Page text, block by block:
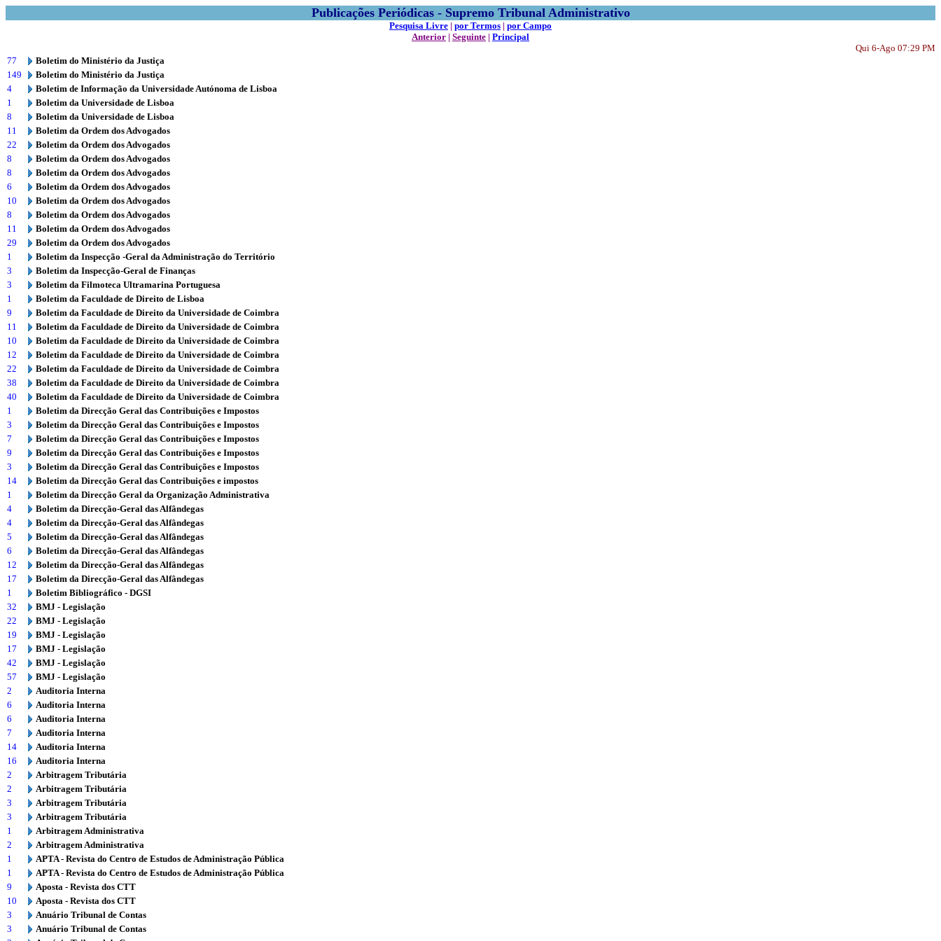
Publicações Periódicas - Supremo Tribunal Administrativo
Pesquisa Livre | por Termos | por Campo
Anterior | Seguinte | Principal
Qui 6-Ago 07:29 PM
77
Boletim do Ministério da Justiça
149
Boletim do Ministério da Justiça
4
Boletim de Informação da Universidade Autónoma de Lisboa
1
Boletim da Universidade de Lisboa
8
Boletim da Universidade de Lisboa
11
Boletim da Ordem dos Advogados
22
Boletim da Ordem dos Advogados
8
Boletim da Ordem dos Advogados
8
Boletim da Ordem dos Advogados
6
Boletim da Ordem dos Advogados
10
Boletim da Ordem dos Advogados
8
Boletim da Ordem dos Advogados
11
Boletim da Ordem dos Advogados
29
Boletim da Ordem dos Advogados
1
Boletim da Inspecção -Geral da Administração do Território
3
Boletim da Inspecção-Geral de Finanças
3
Boletim da Filmoteca Ultramarina Portuguesa
1
Boletim da Faculdade de Direito de Lisboa
9
Boletim da Faculdade de Direito da Universidade de Coimbra
11
Boletim da Faculdade de Direito da Universidade de Coimbra
10
Boletim da Faculdade de Direito da Universidade de Coimbra
12
Boletim da Faculdade de Direito da Universidade de Coimbra
22
Boletim da Faculdade de Direito da Universidade de Coimbra
38
Boletim da Faculdade de Direito da Universidade de Coimbra
40
Boletim da Faculdade de Direito da Universidade de Coimbra
1
Boletim da Direcção Geral das Contribuições e Impostos
3
Boletim da Direcção Geral das Contribuições e Impostos
7
Boletim da Direcção Geral das Contribuições e Impostos
9
Boletim da Direcção Geral das Contribuições e Impostos
3
Boletim da Direcção Geral das Contribuições e Impostos
14
Boletim da Direcção Geral das Contribuições e impostos
1
Boletim da Direcção Geral da Organização Administrativa
4
Boletim da Direcção-Geral das Alfândegas
4
Boletim da Direcção-Geral das Alfândegas
5
Boletim da Direcção-Geral das Alfândegas
6
Boletim da Direcção-Geral das Alfândegas
12
Boletim da Direcção-Geral das Alfândegas
17
Boletim da Direcção-Geral das Alfândegas
1
Boletim Bibliográfico - DGSI
32
BMJ - Legislação
22
BMJ - Legislação
19
BMJ - Legislação
17
BMJ - Legislação
42
BMJ - Legislação
57
BMJ - Legislação
2
Auditoria Interna
6
Auditoria Interna
6
Auditoria Interna
7
Auditoria Interna
14
Auditoria Interna
16
Auditoria Interna
2
Arbitragem Tributária
2
Arbitragem Tributária
3
Arbitragem Tributária
3
Arbitragem Tributária
1
Arbitragem Administrativa
2
Arbitragem Administrativa
1
APTA - Revista do Centro de Estudos de Administração Pública
1
APTA - Revista do Centro de Estudos de Administração Pública
9
Aposta - Revista dos CTT
10
Aposta - Revista dos CTT
3
Anuário Tribunal de Contas
3
Anuário Tribunal de Contas